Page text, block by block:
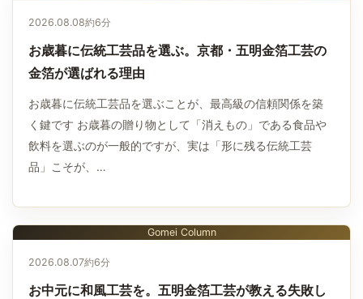
2026.08.08約6分
お歳暮に伝統工芸品を選ぶ。京都・五明金箔工芸の
金箔が選ばれる理由
お歳暮に伝統工芸品を選ぶことが、最高級の信頼関係を築
く鍵です お歳暮の贈り物として「消えもの」である食品や
飲料を選ぶのが一般的ですが、実は「形に残る伝統工芸
品」こそが、…
Gomei Column
2026.08.07約6分
お中元に和風工芸を。五明金箔工芸が教える失敗し